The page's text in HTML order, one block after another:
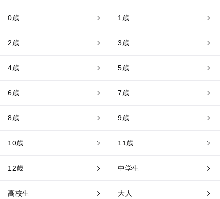
0歳 1歳
2歳 3歳
4歳 5歳
6歳 7歳
8歳 9歳
10歳 11歳
12歳 中学生
高校生 大人